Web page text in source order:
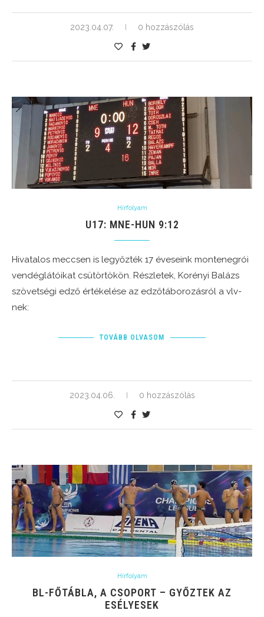
2023.04.07. 0 hozzászólás
Hírfolyam
U17: MNE-HUN 9:12
Hivatalos meccsen is legyőzték 17 éveseink montenegrói
vendéglátóikat csütörtökön. Részletek, Korényi Balázs
szövetségi edző értékelése az edzőtáborozásról a vlv-
nek:
TOVÁBB OLVASOM
2023.04.06. 0 hozzászólás
Hírfolyam
BL-FŐTÁBLA, A CSOPORT – GYŐZTEK AZ
ESÉLYESEK